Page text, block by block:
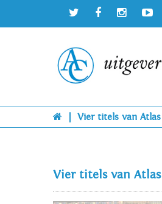
Vier titels van
Vier titels van